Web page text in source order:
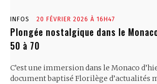
INFOS 20 FÉVRIER 2026 À 16H47
Plongée nostalgique dans le
50 à 70
C’est une immersion dans le Monaco
document baptisé Florilège d’actualités